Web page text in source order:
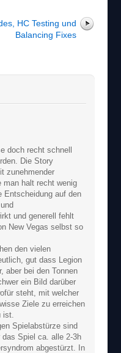
HC Testing und
Balancing Fixes
doch recht schnell
Die Story
zunehmender
man halt recht wenig
Entscheidung auf den
und generell fehlt
New Vegas selbst so
den vielen
gut dass Legion
aber bei den Tonnen
ein Bild darüber
steht, mit welcher
Ziele zu erreichen
ist.
Spielabstürze sind
Spiel ca. alle 2-3h
abgestürzt. In